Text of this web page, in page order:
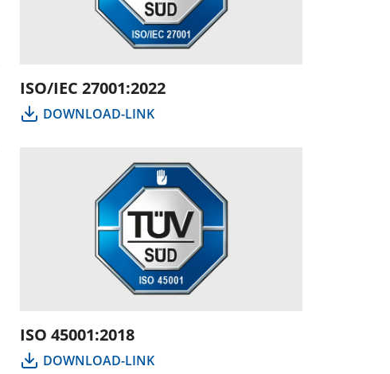
ISO/IEC 27001:2022
DOWNLOAD-LINK
ISO 45001:2018
DOWNLOAD-LINK